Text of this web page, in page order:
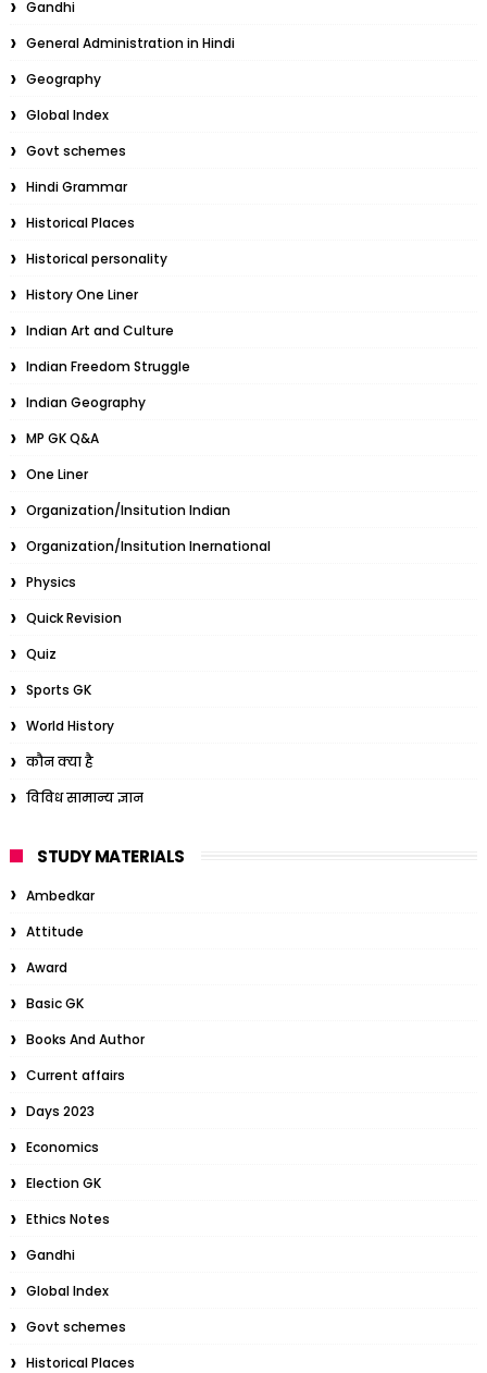
Gandhi
General Administration in Hindi
Geography
Global Index
Govt schemes
Hindi Grammar
Historical Places
Historical personality
History One Liner
Indian Art and Culture
Indian Freedom Struggle
Indian Geography
MP GK Q&A
One Liner
Organization/Insitution Indian
Organization/Insitution Inernational
Physics
Quick Revision
Quiz
Sports GK
World History
कौन क्या है
विविध सामान्य ज्ञान
STUDY MATERIALS
Ambedkar
Attitude
Award
Basic GK
Books And Author
Current affairs
Days 2023
Economics
Election GK
Ethics Notes
Gandhi
Global Index
Govt schemes
Historical Places